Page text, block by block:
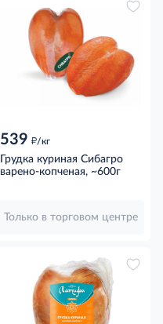
539 д/кг
Грудка куриная Сибагро
варено-копченая, ~600г
Только в торговом центре